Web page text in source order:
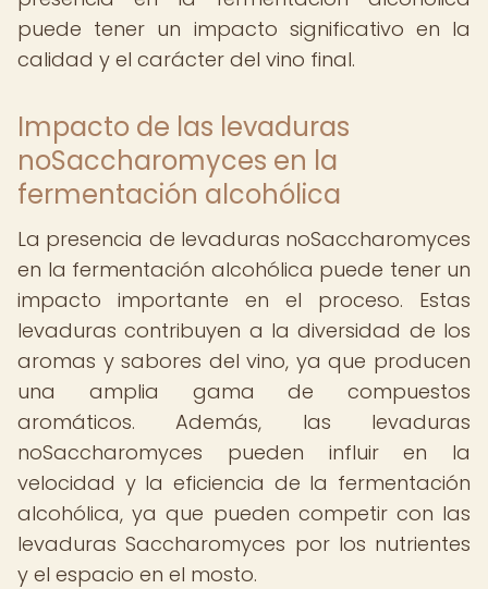
puede tener un impacto significativo en la
calidad y el carácter del vino final.
Impacto de las levaduras
noSaccharomyces en la
fermentación alcohólica
La presencia de levaduras noSaccharomyces
en la fermentación alcohólica puede tener un
impacto importante en el proceso. Estas
levaduras contribuyen a la diversidad de los
aromas y sabores del vino, ya que producen
una amplia gama de compuestos
aromáticos. Además, las levaduras
noSaccharomyces pueden influir en la
velocidad y la eficiencia de la fermentación
alcohólica, ya que pueden competir con las
levaduras Saccharomyces por los nutrientes
y el espacio en el mosto.